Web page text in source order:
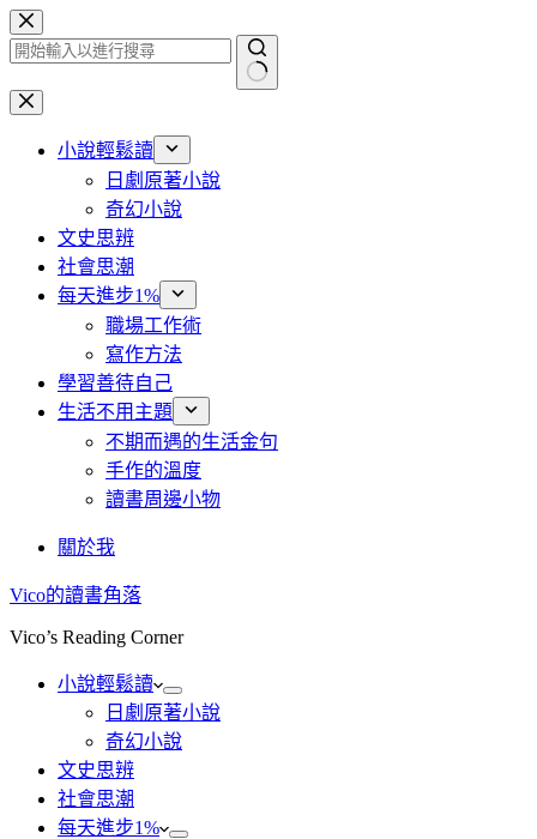
跳
至
要
找
小說輕鬆讀
日劇原著小說
奇幻小說
文史思辨
社會思潮
每天進步1%
職場工作術
寫作方法
學習善待自己
生活不用主題
不期而遇的生活金句
手作的溫度
讀書周邊小物
關於我
Vico的讀書角落
Vico’s Reading Corner
小說輕鬆讀
日劇原著小說
奇幻小說
文史思辨
社會思潮
每天進步1%